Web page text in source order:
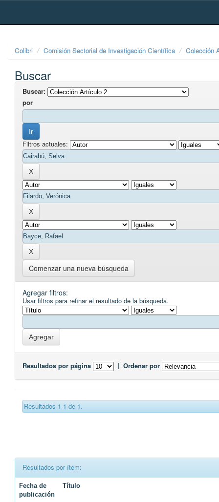
Skip
Colibri Comisión Sectorial de Investigación Científica Colección
Buscar
Buscar:
por
Filtros actuales:
Comenzar una nueva búsqueda
Agregar filtros:
Usar filtros para refinar el resultado de la búsqueda.
Resultados por página | Ordenar por
Resultados 1-1 de 1.
Resultados por ítem:
Fecha de
publicación
Título